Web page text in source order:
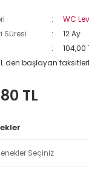
WC
Süresi
12 Ay
104,00
den başlayan
TL